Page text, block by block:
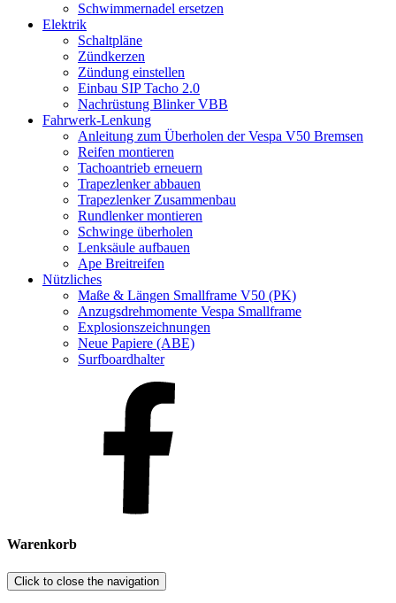
Schwimmernadel ersetzen
Elektrik
Schaltpläne
Zündkerzen
Zündung einstellen
Einbau SIP Tacho 2.0
Nachrüstung Blinker VBB
Fahrwerk-Lenkung
Anleitung zum Überholen der Vespa V50 Bremsen
Reifen montieren
Tachoantrieb erneuern
Trapezlenker abbauen
Trapezlenker Zusammenbau
Rundlenker montieren
Schwinge überholen
Lenksäule aufbauen
Ape Breitreifen
Nützliches
Maße & Längen Smallframe V50 (PK)
Anzugsdrehmomente Vespa Smallframe
Explosionszeichnungen
Neue Papiere (ABE)
Surfboardhalter
Warenkorb
Click to close the navigation